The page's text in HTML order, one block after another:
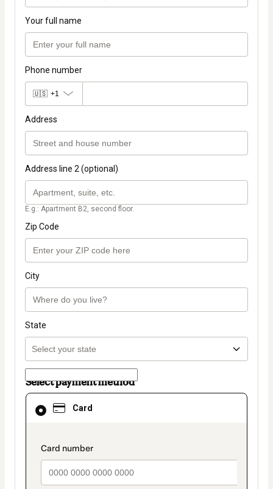
Your full name
Phone number
🇺🇸 +1
Address
Address line 2 (optional)
E.g.: Apartment B2, second floor.
Zip Code
City
State
Select payment method
Card
payment_data.section_title_v2
Card
selected
method